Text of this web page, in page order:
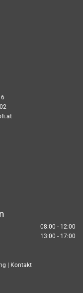
08:00 - 12:00
13:00 - 17:00
| Kontakt